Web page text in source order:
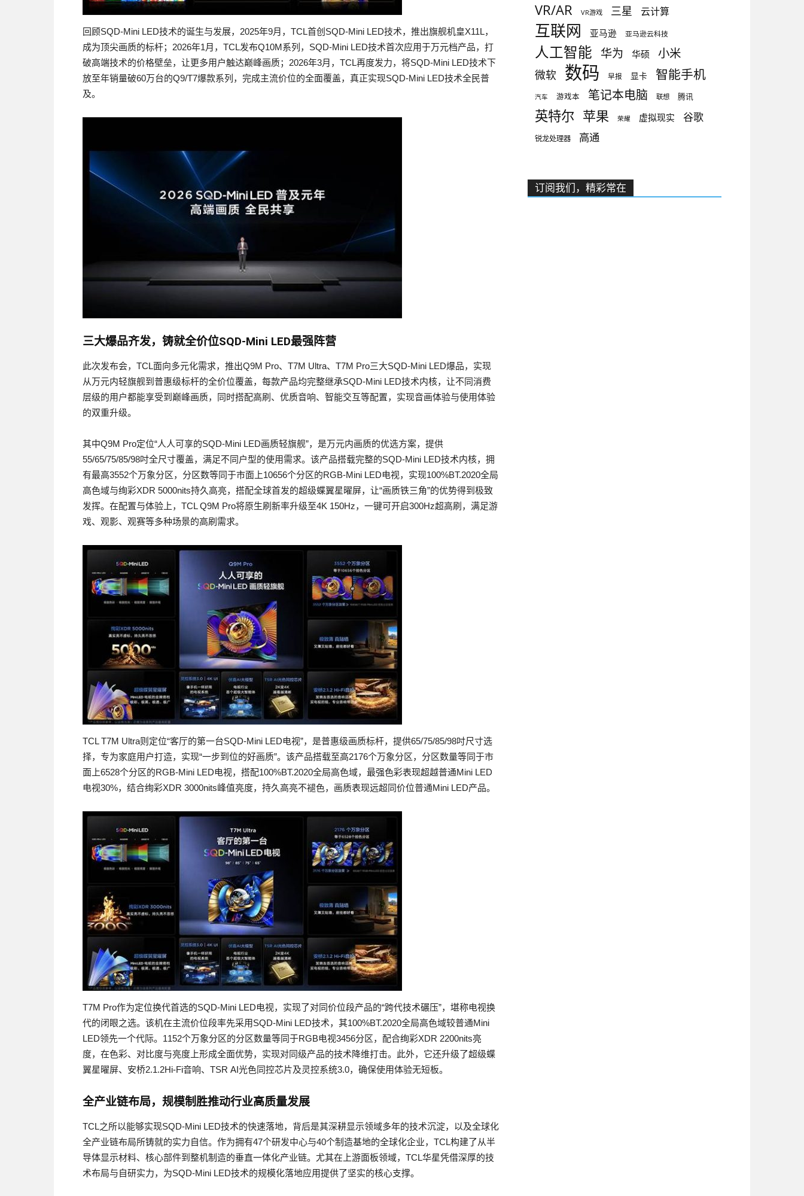
回顾SQD-Mini LED技术的诞生与发展，2025年9月，TCL首创SQD-Mini LED技术，推出旗舰机皇X11L，
成为顶尖画质的标杆；2026年1月，TCL发布Q10M系列，SQD-Mini LED技术首次应用于万元档产品，打
破高端技术的价格壁垒，让更多用户触达巅峰画质；2026年3月，TCL再度发力，将SQD-Mini LED技术下
放至年销量破60万台的Q9/T7爆款系列，完成主流价位的全面覆盖，真正实现SQD-Mini LED技术全民普
及。
三大爆品齐发，铸就全价位SQD-Mini LED最强阵营
此次发布会，TCL面向多元化需求，推出Q9M Pro、T7M Ultra、T7M Pro三大SQD-Mini LED爆品，实现
从万元内轻旗舰到普惠级标杆的全价位覆盖，每款产品均完整继承SQD-Mini LED技术内核，让不同消费
层级的用户都能享受到巅峰画质，同时搭配高刷、优质音响、智能交互等配置，实现音画体验与使用体验
的双重升级。
其中Q9M Pro定位“人人可享的SQD-Mini LED画质轻旗舰”，是万元内画质的优选方案，提供
55/65/75/85/98吋全尺寸覆盖，满足不同户型的使用需求。该产品搭载完整的SQD-Mini LED技术内核，拥
有最高3552个万象分区，分区数等同于市面上10656个分区的RGB-Mini LED电视，实现100%BT.2020全局
高色域与绚彩XDR 5000nits持久高亮，搭配全球首发的超级蝶翼星曜屏，让“画质铁三角”的优势得到极致
发挥。在配置与体验上，TCL Q9M Pro将原生刷新率升级至4K 150Hz，一键可开启300Hz超高刷，满足游
戏、观影、观赛等多种场景的高刷需求。
TCL T7M Ultra则定位“客厅的第一台SQD-Mini LED电视”，是普惠级画质标杆，提供65/75/85/98吋尺寸选
择，专为家庭用户打造，实现“一步到位的好画质”。该产品搭载至高2176个万象分区，分区数量等同于市
面上6528个分区的RGB-Mini LED电视，搭配100%BT.2020全局高色域，最强色彩表现超越普通Mini LED
电视30%，结合绚彩XDR 3000nits峰值亮度，持久高亮不褪色，画质表现远超同价位普通Mini LED产品。
T7M Pro作为定位换代首选的SQD-Mini LED电视，实现了对同价位段产品的“跨代技术碾压”，堪称电视换
代的闭眼之选。该机在主流价位段率先采用SQD-Mini LED技术，其100%BT.2020全局高色域较普通Mini
LED领先一个代际。1152个万象分区的分区数量等同于RGB电视3456分区，配合绚彩XDR 2200nits亮
度，在色彩、对比度与亮度上形成全面优势，实现对同级产品的技术降维打击。此外，它还升级了超级蝶
翼星曜屏、安桥2.1.2Hi-Fi音响、TSR AI光色同控芯片及灵控系统3.0，确保使用体验无短板。
全产业链布局，规模制胜推动行业高质量发展
TCL之所以能够实现SQD-Mini LED技术的快速落地，背后是其深耕显示领域多年的技术沉淀，以及全球化
全产业链布局所铸就的实力自信。作为拥有47个研发中心与40个制造基地的全球化企业，TCL构建了从半
导体显示材料、核心部件到整机制造的垂直一体化产业链。尤其在上游面板领域，TCL华星凭借深厚的技
术布局与自研实力，为SQD-Mini LED技术的规模化落地应用提供了坚实的核心支撑。
VR/AR VR游戏 三星 云计算
互联网 亚马逊 亚马逊云科技
人工智能 华为 华硕 小米
微软 数码 早报 显卡 智能手机
汽车 游戏本 笔记本电脑 联想 腾讯
英特尔 苹果 荣耀 虚拟现实 谷歌
锐龙处理器 高通
订阅我们，精彩常在